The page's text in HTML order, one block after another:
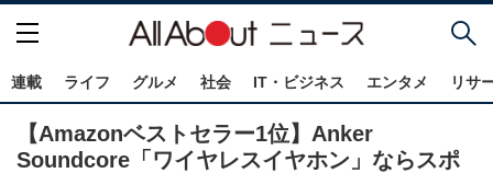
連載 ライフ グルメ 社会 IT・ビジネス エンタメ リサ
【Amazonベストセラー1位】Anker
Soundcore「ワイヤレスイヤホン」ならスポ